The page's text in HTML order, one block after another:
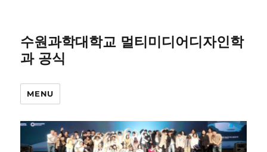
수원과학대학교 멀티미디어디자인학
과 공식
MENU